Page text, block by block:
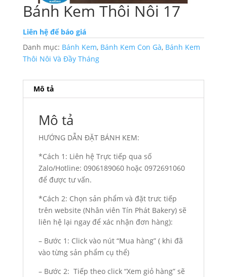
Bánh Kem Thôi Nôi 17
Liên hệ để báo giá
Danh mục: Bánh Kem, Bánh Kem Con Gà, Bánh Kem
Thôi Nôi Và Đầy Tháng
Mô tả
Mô tả
HƯỚNG DẪN ĐẶT BÁNH KEM:
*Cách 1: Liên hệ Trực tiếp qua số
Zalo/Hotline: 0906189060 hoặc 0972691060
để được tư vấn.
*Cách 2: Chọn sản phẩm và đặt trưc tiếp
trên website (Nhân viên Tín Phát Bakery) sẽ
liên hệ lại ngay để xác nhận đơn hàng):
– Bước 1: Click vào nút “Mua hàng” ( khi đã
vào từng sản phẩm cụ thể)
– Bước 2: Tiếp theo click “Xem giỏ hàng” sẽ